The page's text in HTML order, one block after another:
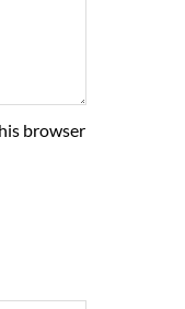
browser